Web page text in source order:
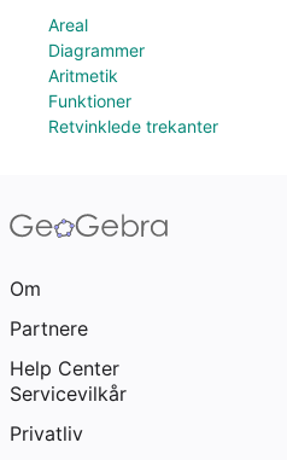
Areal
Diagrammer
Aritmetik
Funktioner
Retvinklede trekanter
Om
Partnere
Help Center
Servicevilkår
Privatliv